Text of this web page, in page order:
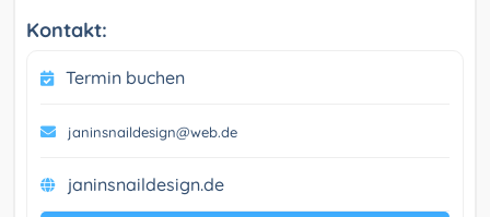
Kontakt:
Termin buchen
janinsnaildesign@web.de
janinsnaildesign.de